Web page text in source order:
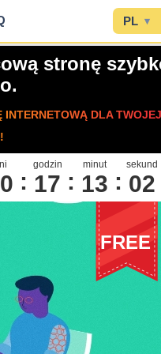
PL ▾
stronę
INTERNETOWĄ DLA TWOJEJ
godzin
17
minut
13
sekund
01
FREE